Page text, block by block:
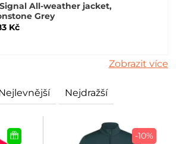
All-weather jacket,
Grey
Kč
Zobrazit více
Nejdražší
-10%